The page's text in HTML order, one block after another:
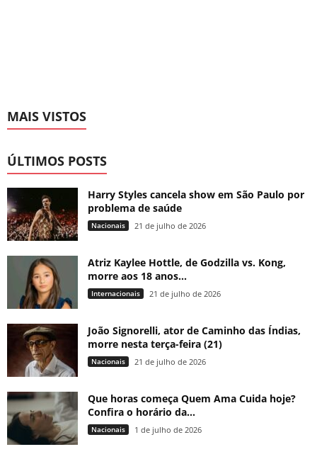
MAIS VISTOS
ÚLTIMOS POSTS
Harry Styles cancela show em São Paulo por
problema de saúde
Nacionais 21 de julho de 2026
Atriz Kaylee Hottle, de Godzilla vs. Kong,
morre aos 18 anos...
Internacionais 21 de julho de 2026
João Signorelli, ator de Caminho das Índias,
morre nesta terça-feira (21)
Nacionais 21 de julho de 2026
Que horas começa Quem Ama Cuida hoje?
Confira o horário da...
Nacionais 1 de julho de 2026